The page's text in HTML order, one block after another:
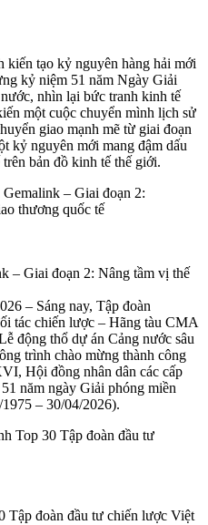
kiến tạo kỷ nguyên hàng hải mới
kỷ niệm 51 năm Ngày Giải
nhìn lại bức tranh kinh tế
một cuộc chuyển mình lịch sử
giao mạnh mẽ từ giai đoạn
kỷ nguyên mới mang đậm dấu
bản đồ kinh tế thế giới.
– Giai đoạn 2: Nâng tầm vị thế
– Sáng nay, Tập đoàn
tác chiến lược – Hãng tàu CMA
động thổ dự án Cảng nước sâu
trình chào mừng thành công
Hội đồng nhân dân các cấp
năm ngày Giải phóng miền
– 30/04/2026).
Tập đoàn đầu tư chiến lược Việt